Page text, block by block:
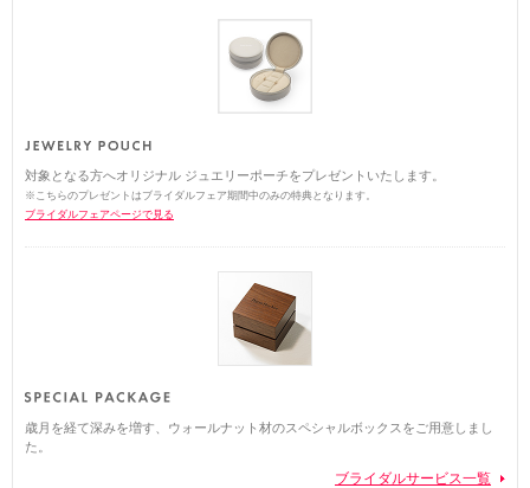
対象となる方へオリジナル ジュエリーポーチをプレゼントいたします。
※こちらのプレゼントはブライダルフェア期間中のみの特典となります。
ブライダルフェアページで見る
歳月を経て深みを増す、ウォールナット材のスペシャルボックスをご用意しまし
た。
ブライダルサービス一覧